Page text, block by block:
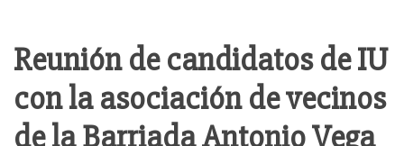
Reunión de candidatos de IU
con la asociación de vecinos
de la Barriada Antonio Vega